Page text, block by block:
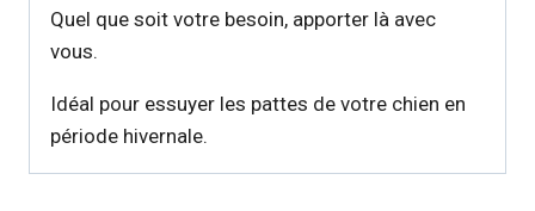
Quel que soit votre besoin, apporter là avec
vous.
Idéal pour essuyer les pattes de votre chien en
période hivernale.